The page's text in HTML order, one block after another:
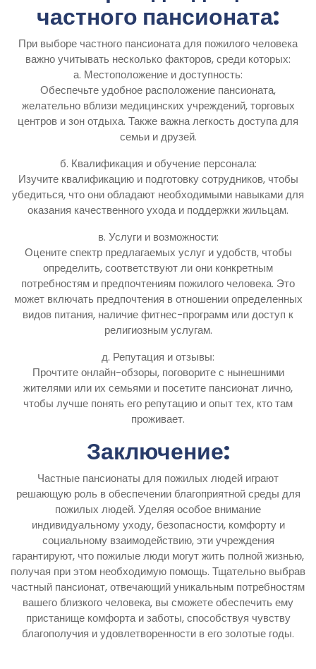
частного пансионата:
При выборе частного пансионата для пожилого человека
важно учитывать несколько факторов, среди которых:
а. Местоположение и доступность:
Обеспечьте удобное расположение пансионата,
желательно вблизи медицинских учреждений, торговых
центров и зон отдыха. Также важна легкость доступа для
семьи и друзей.
б. Квалификация и обучение персонала:
Изучите квалификацию и подготовку сотрудников, чтобы
убедиться, что они обладают необходимыми навыками для
оказания качественного ухода и поддержки жильцам.
в. Услуги и возможности:
Оцените спектр предлагаемых услуг и удобств, чтобы
определить, соответствуют ли они конкретным
потребностям и предпочтениям пожилого человека. Это
может включать предпочтения в отношении определенных
видов питания, наличие фитнес-программ или доступ к
религиозным услугам.
д. Репутация и отзывы:
Прочтите онлайн-обзоры, поговорите с нынешними
жителями или их семьями и посетите пансионат лично,
чтобы лучше понять его репутацию и опыт тех, кто там
проживает.
Заключение:
Частные пансионаты для пожилых людей играют
решающую роль в обеспечении благоприятной среды для
пожилых людей. Уделяя особое внимание
индивидуальному уходу, безопасности, комфорту и
социальному взаимодействию, эти учреждения
гарантируют, что пожилые люди могут жить полной жизнью,
получая при этом необходимую помощь. Тщательно выбрав
частный пансионат, отвечающий уникальным потребностям
вашего близкого человека, вы сможете обеспечить ему
пристанище комфорта и заботы, способствуя чувству
благополучия и удовлетворенности в его золотые годы.